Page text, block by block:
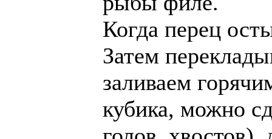
Когда перец
Затем
заливаем
кубика, можно